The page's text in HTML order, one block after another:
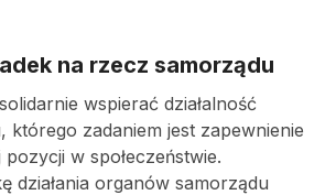
na rzecz samorządu
wspierać działalność
którego zadaniem jest zapewnienie
w społeczeństwie.
działania organów samorządu